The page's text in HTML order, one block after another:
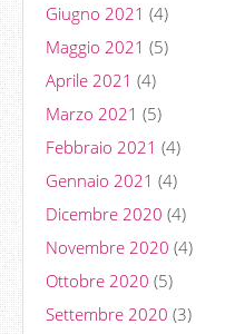
Giugno 2021 (4)
Maggio 2021 (5)
Aprile 2021 (4)
Marzo 2021 (5)
Febbraio 2021 (4)
Gennaio 2021 (4)
Dicembre 2020 (4)
Novembre 2020 (4)
Ottobre 2020 (5)
Settembre 2020 (3)